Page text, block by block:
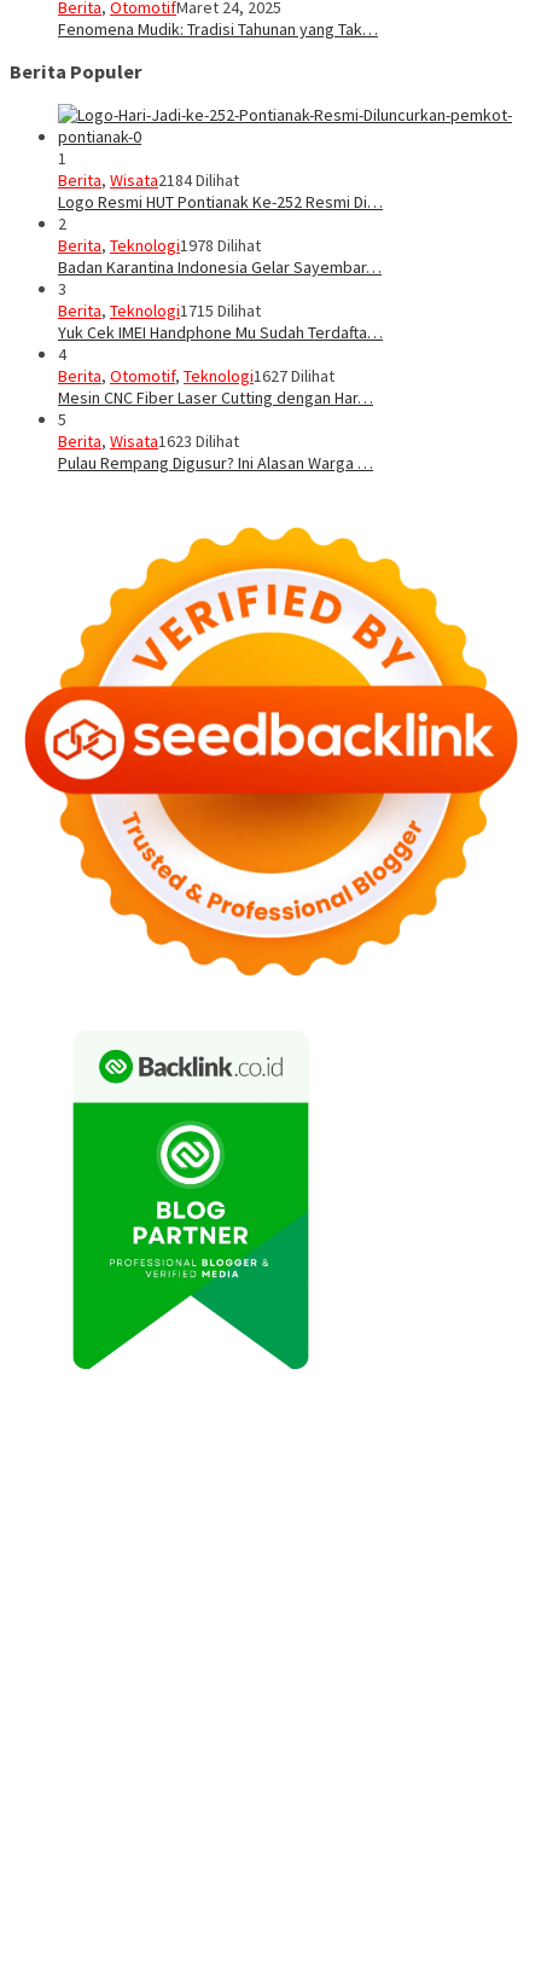
Berita, OtomotifMaret 24, 2025
Fenomena Mudik: Tradisi Tahunan yang Tak…
Berita Populer
1
Berita, Wisata2184 Dilihat
Logo Resmi HUT Pontianak Ke-252 Resmi Di…
2
Berita, Teknologi1978 Dilihat
Badan Karantina Indonesia Gelar Sayembar…
3
Berita, Teknologi1715 Dilihat
Yuk Cek IMEI Handphone Mu Sudah Terdafta…
4
Berita, Otomotif, Teknologi1627 Dilihat
Mesin CNC Fiber Laser Cutting dengan Har…
5
Berita, Wisata1623 Dilihat
Pulau Rempang Digusur? Ini Alasan Warga …